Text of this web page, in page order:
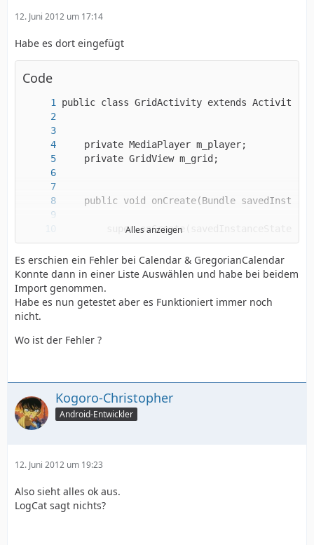
12. Juni 2012 um 17:14
Habe es dort eingefügt
Code
	}
Alles anzeigen
Es erschien ein Fehler bei Calendar & GregorianCalendar
Konnte dann in einer Liste Auswählen und habe bei beidem
Import genommen.
Habe es nun getestet aber es Funktioniert immer noch
nicht.
Wo ist der Fehler ?
Kogoro-Christopher
Android-Entwickler
12. Juni 2012 um 19:23
Also sieht alles ok aus.
LogCat sagt nichts?